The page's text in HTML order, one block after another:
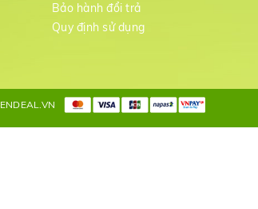
Bảo hành đổi trả
Quy định sử dụng